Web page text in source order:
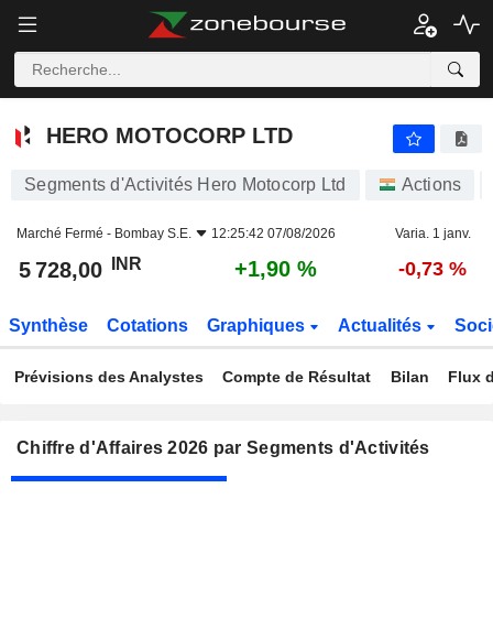
HERO MOTOCORP LTD
HERO MOTOCORP LTD
Segments d'Activités Hero Motocorp Ltd Actions
Marché Fermé - Bombay S.E. 12:25:42 07/08/2026 Varia. 1 janv.
5 728,00 INR +1,90 % -0,73 %
Synthèse Cotations Graphiques Actualités
Prévisions des Analystes Compte de Résultat Bilan Flux
Chiffre d'Affaires 2026 par Segments d'Activités